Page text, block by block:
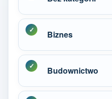
Biznes
Budownictwo